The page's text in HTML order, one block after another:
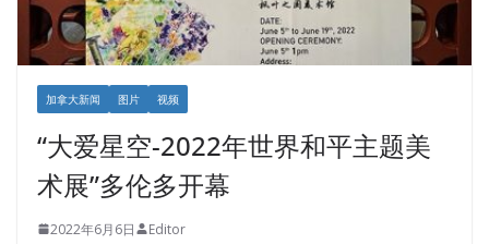
加拿大新闻 图片 视频
“大爱星空-2022年世界和平主题美
术展”多伦多开幕
2022年6月6日 Editor